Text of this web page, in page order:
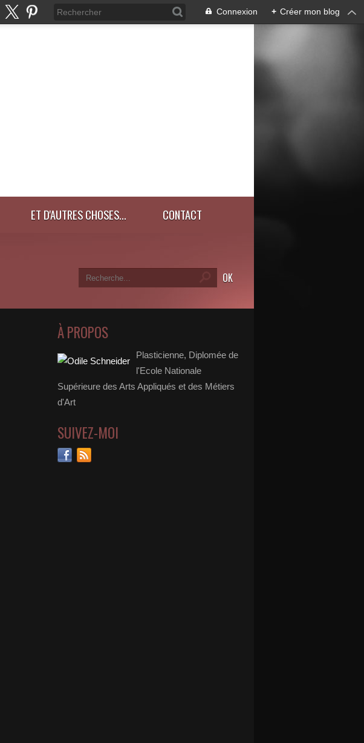
Connexion + Créer mon blog
ET D'AUTRES CHOSES... CONTACT
À PROPOS
Plasticienne, Diplomée de
l'Ecole Nationale
Supérieure des Arts Appliqués et des Métiers
d'Art
SUIVEZ-MOI